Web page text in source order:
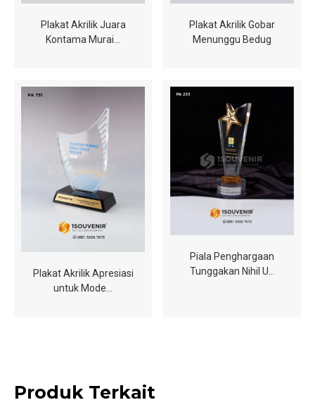
Plakat Akrilik Juara
Kontama Murai…
Plakat Akrilik Gobar
Menunggu Bedug
Plakat Akrilik Apresiasi
untuk Mode…
Piala Penghargaan
Tunggakan Nihil U…
Produk Terkait